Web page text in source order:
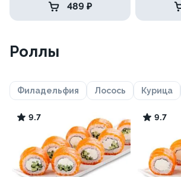
489 ₽
Роллы
Филадельфия Лосось Курица
9.7 9.7